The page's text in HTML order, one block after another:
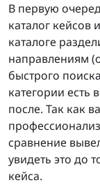
В первую
каталог кейсов
каталоге
направлениям
быстрого
категории
после. Так как
сравнение
увидеть это до
кейса.